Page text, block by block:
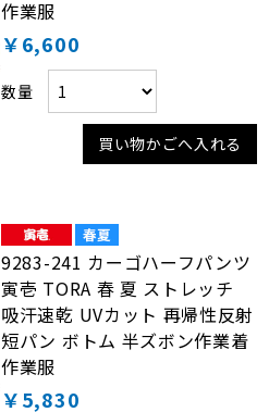
作業服
￥6,600
数量
買い物かごへ入れる
9283-241 カーゴハーフパンツ
寅壱 TORA 春 夏 ストレッチ
吸汗速乾 UVカット 再帰性反射
短パン ボトム 半ズボン作業着
作業服
￥5,830